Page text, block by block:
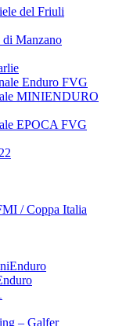
del Friuli
Manzano
Enduro FVG
MINIENDURO
EPOCA FVG
/ Coppa Italia
– Galfer